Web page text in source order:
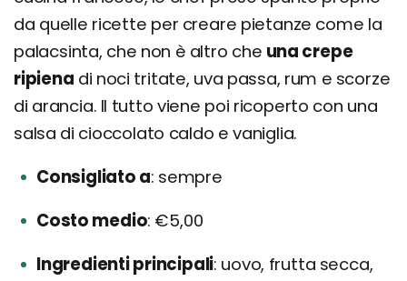
da quelle ricette per creare pietanze come la
palacsinta, che non è altro che una crepe
ripiena di noci tritate, uva passa, rum e scorze
di arancia. Il tutto viene poi ricoperto con una
salsa di cioccolato caldo e vaniglia.
Consigliato a sempre
Costo medio €5,00
Ingredienti principali uovo, frutta secca,